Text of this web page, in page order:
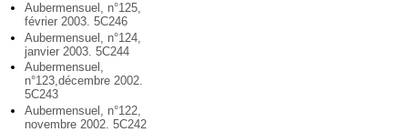
Aubermensuel, n°125,
février 2003. 5C246
Aubermensuel, n°124,
janvier 2003. 5C244
Aubermensuel,
n°123,décembre 2002.
5C243
Aubermensuel, n°122,
novembre 2002. 5C242